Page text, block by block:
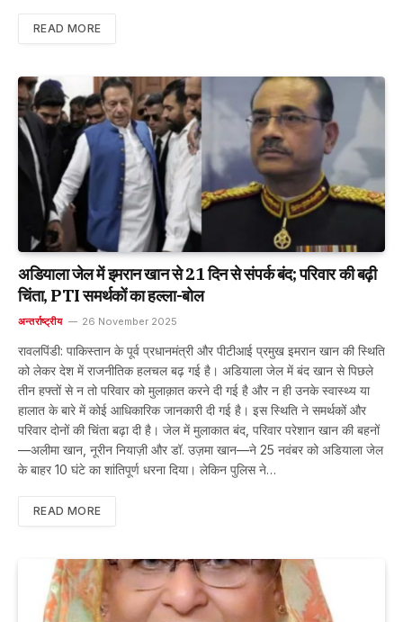
READ MORE
अडियाला जेल में इमरान खान से 21 दिन से संपर्क बंद; परिवार की बढ़ी
चिंता, PTI समर्थकों का हल्ला-बोल
अन्तर्राष्ट्रीय 26 November 2025
रावलपिंडी: पाकिस्तान के पूर्व प्रधानमंत्री और पीटीआई प्रमुख इमरान खान की स्थिति
को लेकर देश में राजनीतिक हलचल बढ़ गई है। अडियाला जेल में बंद खान से पिछले
तीन हफ्तों से न तो परिवार को मुलाक़ात करने दी गई है और न ही उनके स्वास्थ्य या
हालात के बारे में कोई आधिकारिक जानकारी दी गई है। इस स्थिति ने समर्थकों और
परिवार दोनों की चिंता बढ़ा दी है। जेल में मुलाकात बंद, परिवार परेशान खान की बहनों
—अलीमा खान, नूरीन नियाज़ी और डॉ. उज़मा खान—ने 25 नवंबर को अडियाला जेल
के बाहर 10 घंटे का शांतिपूर्ण धरना दिया। लेकिन पुलिस ने…
READ MORE